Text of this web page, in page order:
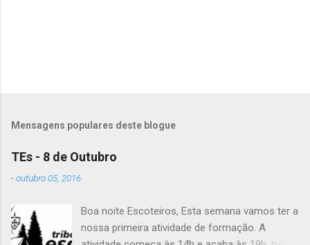
Mensagens populares deste blogue
TEs - 8 de Outubro
-outubro 05, 2016
Boa noite Escoteiros, Esta semana vamos ter a
nossa primeira atividade de formação. A